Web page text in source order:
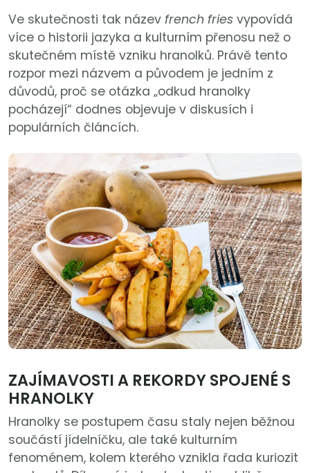
Ve skutečnosti tak název french fries vypovídá
více o historii jazyka a kulturním přenosu než o
skutečném místě vzniku hranolků. Právě tento
rozpor mezi názvem a původem je jedním z
důvodů, proč se otázka „odkud hranolky
pocházejí“ dodnes objevuje v diskusích i
populárních článcích.
ZAJÍMAVOSTI A REKORDY SPOJENÉ S
HRANOLKY
Hranolky se postupem času staly nejen běžnou
součástí jídelníčku, ale také kulturním
fenoménem, kolem kterého vznikla řada kuriozit